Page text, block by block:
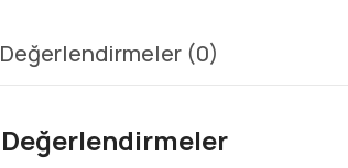
Değerlendirmeler (0)
Değerlendirmeler